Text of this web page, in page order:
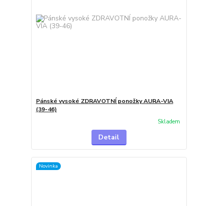
Pánské vysoké ZDRAVOTNÍ ponožky AURA-VIA
(39-46)
Skladem
Detail
Novinka